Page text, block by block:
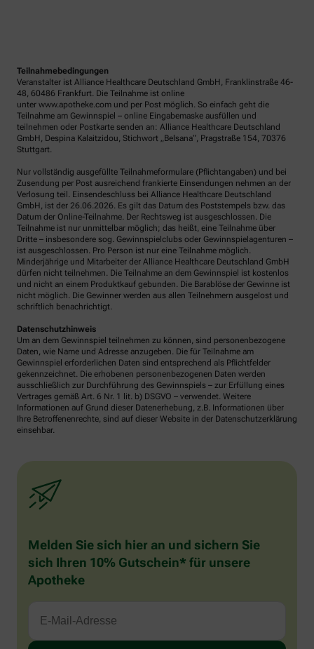
Teilnahmebedingungen
Veranstalter ist Alliance Healthcare Deutschland GmbH, Franklinstraße 46-
48, 60486 Frankfurt. Die Teilnahme ist online
unter www.apotheke.com und per Post möglich. So einfach geht die
Teilnahme am Gewinnspiel – online Eingabemaske ausfüllen und
teilnehmen oder Postkarte senden an: Alliance Healthcare Deutschland
GmbH, Despina Kalaitzidou, Stichwort „Belsana“, Pragstraße 154, 70376
Stuttgart.
Nur vollständig ausgefüllte Teilnahmeformulare (Pflichtangaben) und bei
Zusendung per Post ausreichend frankierte Einsendungen nehmen an der
Verlosung teil. Einsendeschluss bei Alliance Healthcare Deutschland
GmbH, ist der 26.06.2026. Es gilt das Datum des Poststempels bzw. das
Datum der Online-Teilnahme. Der Rechtsweg ist ausgeschlossen. Die
Teilnahme ist nur unmittelbar möglich; das heißt, eine Teilnahme über
Dritte – insbesondere sog. Gewinnspielclubs oder Gewinnspielagenturen –
ist ausgeschlossen. Pro Person ist nur eine Teilnahme möglich.
Minderjährige und Mitarbeiter der Alliance Healthcare Deutschland GmbH
dürfen nicht teilnehmen. Die Teilnahme an dem Gewinnspiel ist kostenlos
und nicht an einem Produktkauf gebunden. Die Barablöse der Gewinne ist
nicht möglich. Die Gewinner werden aus allen Teilnehmern ausgelost und
schriftlich benachrichtigt.
Datenschutzhinweis
Um an dem Gewinnspiel teilnehmen zu können, sind personenbezogene
Daten, wie Name und Adresse anzugeben. Die für Teilnahme am
Gewinnspiel erforderlichen Daten sind entsprechend als Pflichtfelder
gekennzeichnet. Die erhobenen personenbezogenen Daten werden
ausschließlich zur Durchführung des Gewinnspiels – zur Erfüllung eines
Vertrages gemäß Art. 6 Nr. 1 lit. b) DSGVO – verwendet. Weitere
Informationen auf Grund dieser Datenerhebung, z.B. Informationen über
Ihre Betroffenenrechte, sind auf dieser Website in der Datenschutzerklärung
einsehbar.
Melden Sie sich hier an und sichern Sie
sich Ihren 10% Gutschein* für unsere
Apotheke